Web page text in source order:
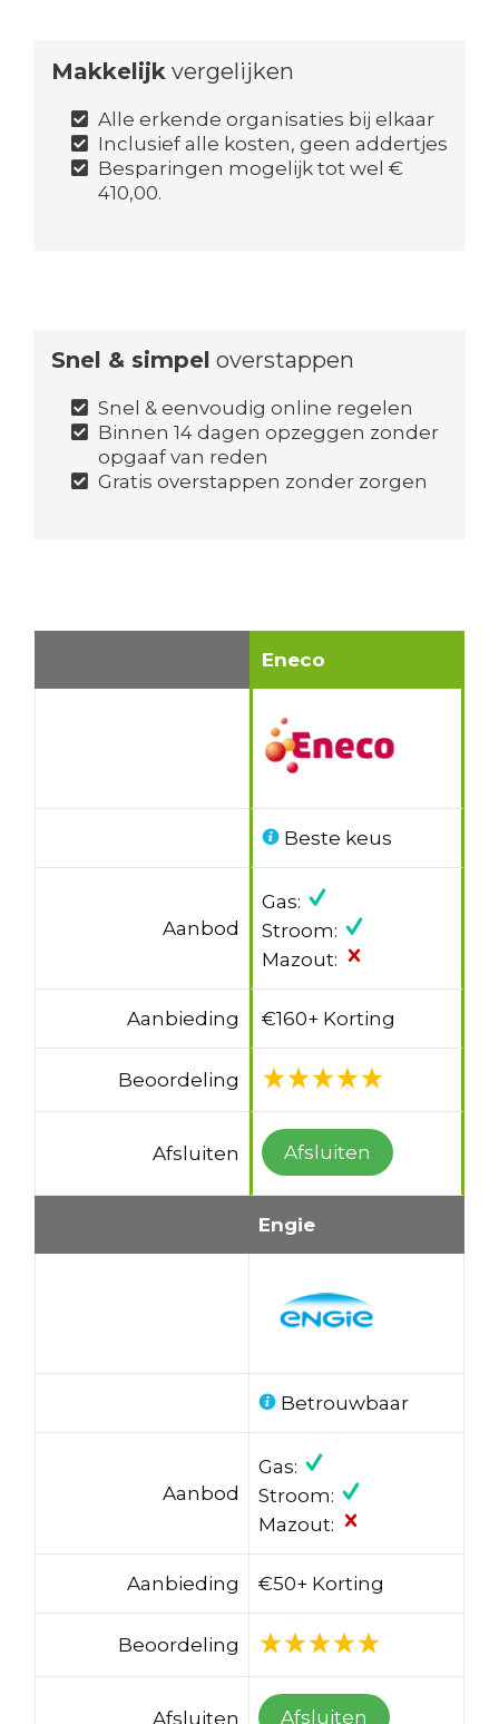
Makkelijk vergelijken
Alle erkende organisaties bij elkaar
Inclusief alle kosten, geen addertjes
Besparingen mogelijk tot wel €
410,00.
Snel & simpel overstappen
Snel & eenvoudig online regelen
Binnen 14 dagen opzeggen zonder
opgaaf van reden
Gratis overstappen zonder zorgen
Eneco
Beste keus
Aanbod
Gas:
Stroom:
Mazout:
Aanbieding €160+ Korting
Beoordeling
Afsluiten Afsluiten
Engie
Betrouwbaar
Aanbod
Gas:
Stroom:
Mazout:
Aanbieding €50+ Korting
Beoordeling
Afsluiten Afsluiten